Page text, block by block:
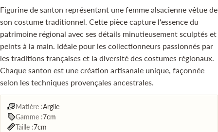
Figurine de santon représentant une femme alsacienne vêtue de
son costume traditionnel. Cette pièce capture l'essence du
patrimoine régional avec ses détails minutieusement sculptés et
peints à la main. Idéale pour les collectionneurs passionnés par
les traditions françaises et la diversité des costumes régionaux.
Chaque santon est une création artisanale unique, façonnée
selon les techniques provençales ancestrales.
Matière :Argile
Gamme :7cm
Taille :7cm